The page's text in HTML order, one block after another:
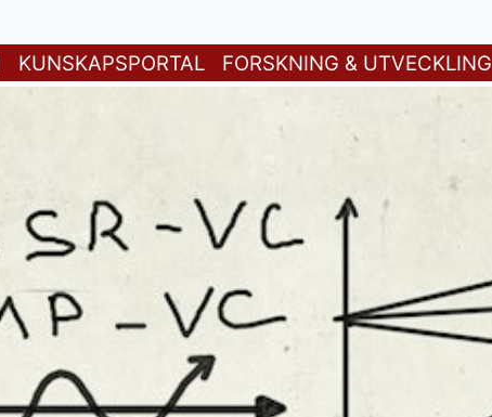
KUNSKAPSPORTAL FORSKNING & UTVECKLING